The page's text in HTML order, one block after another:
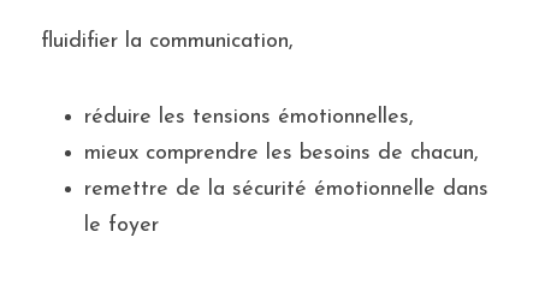
fluidifier la communication,
réduire les tensions émotionnelles,
mieux comprendre les besoins de chacun,
remettre de la sécurité émotionnelle dans
le foyer